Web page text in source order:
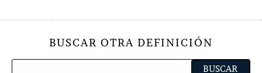
BUSCAR OTRA DEFINICIÓN